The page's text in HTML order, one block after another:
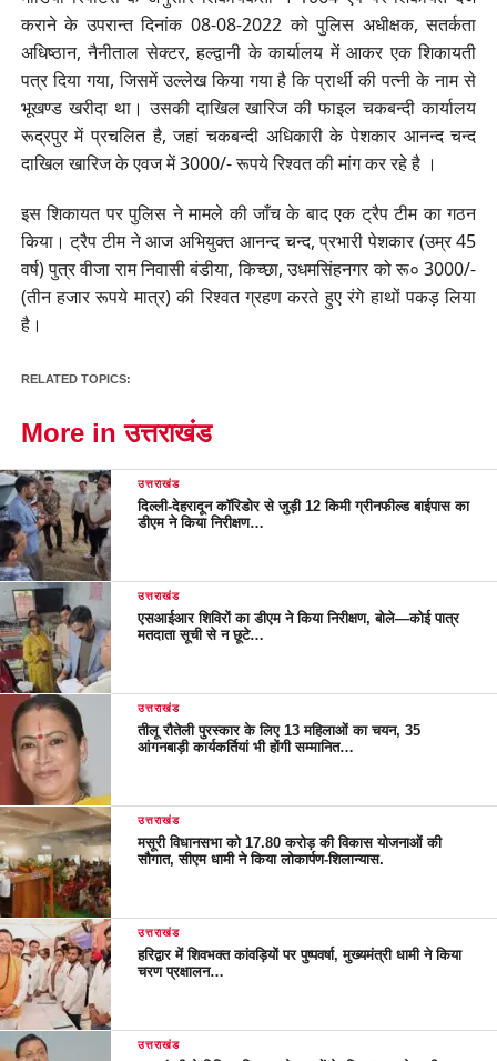
कराने के उपरान्त दिनांक 08-08-2022 को पुलिस अधीक्षक, सतर्कता
अधिष्ठान, नैनीताल सेक्टर, हल्द्वानी के कार्यालय में आकर एक शिकायती
पत्र दिया गया, जिसमें उल्लेख किया गया है कि प्रार्थी की पत्नी के नाम से
भूखण्ड खरीदा था। उसकी दाखिल खारिज की फाइल चकबन्दी कार्यालय
रूद्रपुर में प्रचलित है, जहां चकबन्दी अधिकारी के पेशकार आनन्द चन्द
दाखिल खारिज के एवज में 3000/- रूपये रिश्वत की मांग कर रहे है ।
इस शिकायत पर पुलिस ने मामले की जाँच के बाद एक ट्रैप टीम का गठन
किया। ट्रैप टीम ने आज अभियुक्त आनन्द चन्द, प्रभारी पेशकार (उम्र 45
वर्ष) पुत्र वीजा राम निवासी बंडीया, किच्छा, उधमसिंहनगर को रू० 3000/-
(तीन हजार रूपये मात्र) की रिश्वत ग्रहण करते हुए रंगे हाथों पकड़ लिया
है।
RELATED TOPICS:
More in उत्तराखंड
उत्तराखंड
दिल्ली-देहरादून कॉरिडोर से जुड़ी 12 किमी ग्रीनफील्ड बाईपास का
डीएम ने किया निरीक्षण…
उत्तराखंड
एसआईआर शिविरों का डीएम ने किया निरीक्षण, बोले—कोई पात्र
मतदाता सूची से न छूटे…
उत्तराखंड
तीलू रौतेली पुरस्कार के लिए 13 महिलाओं का चयन, 35
आंगनबाड़ी कार्यकर्तियां भी होंगी सम्मानित…
उत्तराखंड
मसूरी विधानसभा को 17.80 करोड़ की विकास योजनाओं की
सौगात, सीएम धामी ने किया लोकार्पण-शिलान्यास.
उत्तराखंड
हरिद्वार में शिवभक्त कांवड़ियों पर पुष्पवर्षा, मुख्यमंत्री धामी ने किया
चरण प्रक्षालन…
उत्तराखंड